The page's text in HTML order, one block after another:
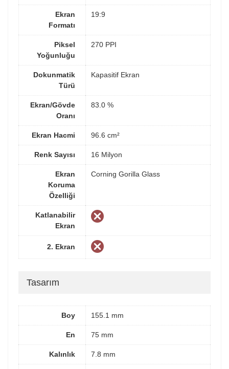
Ekran
Formatı
19:9
Piksel
Yoğunluğu
270 PPI
Dokunmatik
Türü
Kapasitif Ekran
Ekran/Gövde
Oranı
83.0 %
Ekran Hacmi 96.6 cm²
Renk Sayısı 16 Milyon
Ekran
Koruma
Özelliği
Corning Gorilla Glass
Katlanabilir
Ekran
2. Ekran
Tasarım
Boy 155.1 mm
En 75 mm
Kalınlık 7.8 mm